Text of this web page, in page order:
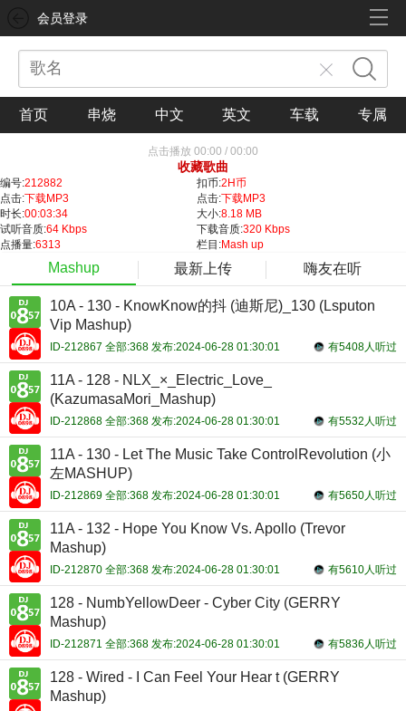
会员登录
首页 串烧 中文 英文 车载 专属
点击播放 00:00 / 00:00
收藏歌曲
编号:212882 扣币:2H币
点击:下载MP3 点击:下载MP3
时长:00:03:34 大小:8.18 MB
试听音质:64 Kbps 下载音质:320 Kbps
点播量:6313 栏目:Mash up
Mashup 最新上传 嗨友在听
10A - 130 - KnowKnow的抖 (迪斯尼)_130 (Lsputon
Vip Mashup)
有5408人听过
ID-212867 全部:368 发布:2024-06-28 01:30:01
11A - 128 - NLX_×_Electric_Love_
(KazumasaMori_Mashup)
有5532人听过
ID-212868 全部:368 发布:2024-06-28 01:30:01
11A - 130 - Let The Music Take ControlRevolution (小
左MASHUP)
有5650人听过
ID-212869 全部:368 发布:2024-06-28 01:30:01
11A - 132 - Hope You Know Vs. Apollo (Trevor
Mashup)
有5610人听过
ID-212870 全部:368 发布:2024-06-28 01:30:01
128 - NumbYellowDeer - Cyber City (GERRY
Mashup)
有5836人听过
ID-212871 全部:368 发布:2024-06-28 01:30:01
128 - Wired - I Can Feel Your Hear t (GERRY
Mashup)